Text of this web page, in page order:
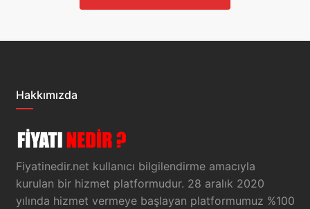
Hakkımızda
Fiyatinedir.net kullanıcı bilgilendirme amacıyla
kurulan bir hizmet platformudur. 28 aralık 2020
yılında hizmet vermeye başlayan platformumuz %100